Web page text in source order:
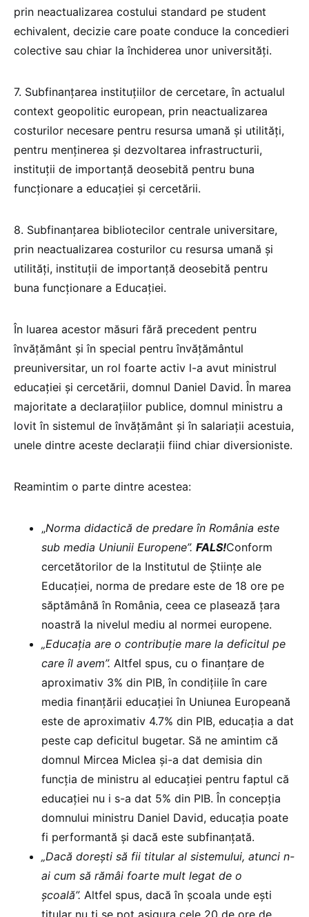
prin neactualizarea costului standard pe student
echivalent, decizie care poate conduce la concedieri
colective sau chiar la închiderea unor universități.
7. Subfinanțarea instituțiilor de cercetare, în actualul
context geopolitic european, prin neactualizarea
costurilor necesare pentru resursa umană și utilități,
pentru menținerea și dezvoltarea infrastructurii,
instituții de importanță deosebită pentru buna
funcționare a educației și cercetării.
8. Subfinanțarea bibliotecilor centrale universitare,
prin neactualizarea costurilor cu resursa umană și
utilități, instituții de importanță deosebită pentru
buna funcționare a Educației.
În luarea acestor măsuri fără precedent pentru
învățământ și în special pentru învățământul
preuniversitar, un rol foarte activ l-a avut ministrul
educației și cercetării, domnul Daniel David. În marea
majoritate a declarațiilor publice, domnul ministru a
lovit în sistemul de învățământ și în salariații acestuia,
unele dintre aceste declarații fiind chiar diversioniste.
Reamintim o parte dintre acestea:
„Norma didactică de predare în România este
sub media Uniunii Europene”. FALS!Conform
cercetătorilor de la Institutul de Științe ale
Educației, norma de predare este de 18 ore pe
săptămână în România, ceea ce plasează țara
noastră la nivelul mediu al normei europene.
„Educația are o contribuție mare la deficitul pe
care îl avem”. Altfel spus, cu o finanțare de
aproximativ 3% din PIB, în condițiile în care
media finanțării educației în Uniunea Europeană
este de aproximativ 4.7% din PIB, educația a dat
peste cap deficitul bugetar. Să ne amintim că
domnul Mircea Miclea și-a dat demisia din
funcția de ministru al educației pentru faptul că
educației nu i s-a dat 5% din PIB. În concepția
domnului ministru Daniel David, educația poate
fi performantă și dacă este subfinanțată.
„Dacă dorești să fii titular al sistemului, atunci n-
ai cum să rămâi foarte mult legat de o
școală”. Altfel spus, dacă în școala unde ești
titular nu ți se pot asigura cele 20 de ore de